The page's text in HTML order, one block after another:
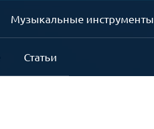
Музыкальные инструменты
Статьи